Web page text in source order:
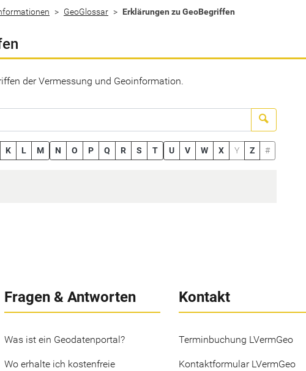
GeoGlossar Erklärungen zu GeoBegriffen
der Vermessung und Geoinformation.
K L M N O P Q R S T U V W X Y Z #
Fragen & Antworten
Was ist ein Geodatenportal?
Wo erhalte ich kostenfreie
Kontakt
Terminbuchung LVermGeo
Kontaktformular LVermGeo